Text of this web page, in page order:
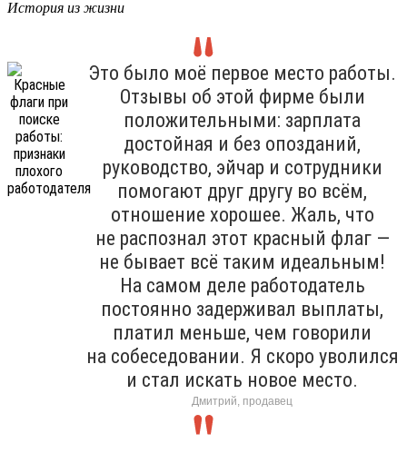
История из жизни
Это было моё первое место работы.
Отзывы об этой фирме были
положительными: зарплата
достойная и без опозданий,
руководство, эйчар и сотрудники
помогают друг другу во всём,
отношение хорошее. Жаль, что
не распознал этот красный флаг —
не бывает всё таким идеальным!
На самом деле работодатель
постоянно задерживал выплаты,
платил меньше, чем говорили
на собеседовании. Я скоро уволился
и стал искать новое место.
Дмитрий, продавец